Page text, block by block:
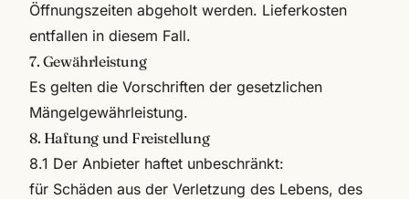
Öffnungszeiten abgeholt werden. Lieferkosten
entfallen in diesem Fall.
7. Gewährleistung
Es gelten die Vorschriften der gesetzlichen
Mängelgewährleistung.
8. Haftung und Freistellung
8.1 Der Anbieter haftet unbeschränkt:
für Schäden aus der Verletzung des Lebens, des